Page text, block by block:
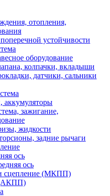
отопления,
устойчивости
оборудование
колпачки, вкладыши
датчики, сальники
зажигание,
жидкости
задние рычаги
ось
ось
сцепление (МКПП)
(АКПП)